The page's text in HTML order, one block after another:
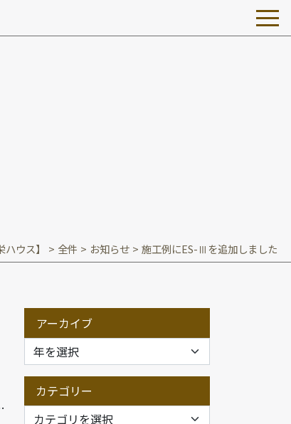
ウス】 > 全件 > お知らせ > 施工例にES-Ⅲを追加しました
アーカイブ
カテゴリー